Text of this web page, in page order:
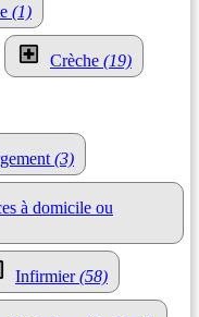
(1)
Crèche (19)
(3)
à domicile ou
Infirmier(58)